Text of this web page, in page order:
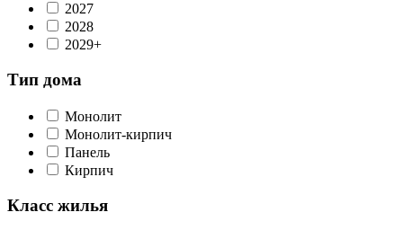
2027
2028
2029+
Тип дома
Монолит
Монолит-кирпич
Панель
Кирпич
Класс жилья